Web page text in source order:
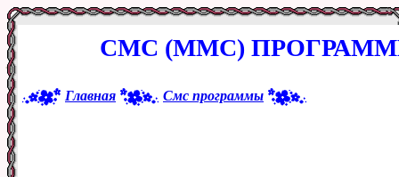
СМС (ММС)
Главная Смс программы